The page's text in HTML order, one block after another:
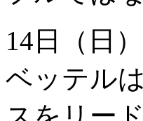
14日（日
ベッテル